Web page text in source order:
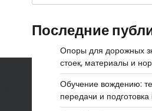
Последние
Опоры для дорожных
стоек, материалы и
Обучение вождению:
передачи и